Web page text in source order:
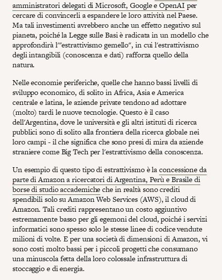
amministratori delegati di Microsoft, Google e OpenAI per
cercare di convincerli a espandere le loro attività nel Paese.
Ma tali investimenti avrebbero anche un effetto negativo sul
pianeta, poiché la Legge sulle Basi è radicata in un modello che
approfondirà l'"estrattivismo gemello", in cui l'estrattivismo
degli intangibili (conoscenza e dati) rafforza quello della
natura.
Nelle economie periferiche, quelle che hanno bassi livelli di
sviluppo economico, di solito in Africa, Asia e America
centrale e latina, le aziende private tendono ad adottare
(molto) tardi le nuove tecnologie. Questo è il caso
dell'Argentina, dove le università e gli altri istituti di ricerca
pubblici sono di solito alla frontiera della ricerca globale nei
loro campi - il che significa che sono presi di mira da aziende
straniere come Big Tech per l'estrattivismo della conoscenza.
Un esempio di questo tipo di estrattivismo è laconcessione da
parte di Amazon a ricercatori di Argentina, Perù e Brasile di
borse di studio accademicheche in realtà sono crediti
spendibili solo su Amazon Web Services (AWS), il cloud di
Amazon. Tali crediti rappresentano un costo aggiuntivo
estremamente basso per gli egemoni del cloud, poiché i servizi
informatici sono spesso solo le stesse linee di codice vendute
milioni di volte. E per una società di dimensioni di Amazon, vi
sono costi molto bassi per i piccoli progetti che consumano
una minuscola fetta della loro colossale infrastruttura di
stoccaggio e di energia.